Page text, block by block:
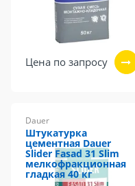
Цена по запросу
Dauer
Штукатурка
цементная Dauer
Slider Fasad 31 Slim
мелкофракционная
гладкая 40 кг